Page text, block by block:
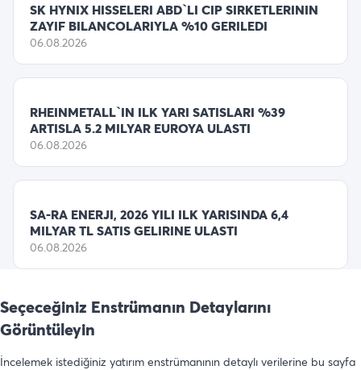
SK HYNIX HISSELERI ABD`LI CIP SIRKETLERININ
ZAYIF BILANCOLARIYLA %10 GERILEDI
06.08.2026
RHEINMETALL`IN ILK YARI SATISLARI %39
ARTISLA 5.2 MILYAR EUROYA ULASTI
06.08.2026
SA-RA ENERJI, 2026 YILI ILK YARISINDA 6,4
MILYAR TL SATIS GELIRINE ULASTI
06.08.2026
Seçeceğiniz Enstrümanın Detaylarını
Görüntüleyin
İncelemek istediğiniz yatırım enstrümanının detaylı verilerine bu sayfa